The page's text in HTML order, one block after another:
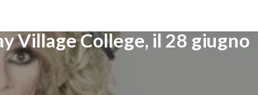
Village College, il 28 giugno